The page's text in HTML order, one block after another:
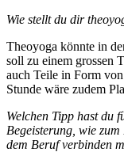
Wie stellt du dir
Theoyoga könnte in
soll zu einem grossen
auch Teile in Form
Stunde wäre zudem
Welchen Tipp hast du
Begeisterung, wie
dem Beruf verbinden